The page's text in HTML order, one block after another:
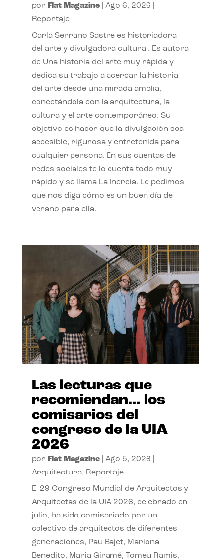
por Flat Magazine| Ago 6, 2026
Reportaje
Carla Serrano Sastre es historiadora
del arte y divulgadora cultural. Es autora
de Una historia del arte muy rápida y
dedica su trabajo a acercar la historia
del arte desde una mirada amplia,
conectándola con la arquitectura, la
cultura y el arte contemporáneo. Su
objetivo es hacer que la divulgación sea
accesible, rigurosa y entretenida para
cualquier persona. En sus cuentas de
redes sociales te lo cuenta todo muy
rápido y se llama La Inercia. Le pedimos
que nos diga cómo es un buen día de
verano para ella.
Las lecturas que
recomiendan… los
comisarios del
congreso de la UIA
2026
por Flat Magazine| Ago 5, 2026
Arquitectura, Reportaje
El 29 Congreso Mundial de Arquitectos y
Arquitectas de la UIA 2026, celebrado en
julio, ha sido comisariado por un
colectivo de arquitectos de diferentes
generaciones, Pau Bajet, Mariona
Benedito, Maria Giramé, Tomeu Ramis,